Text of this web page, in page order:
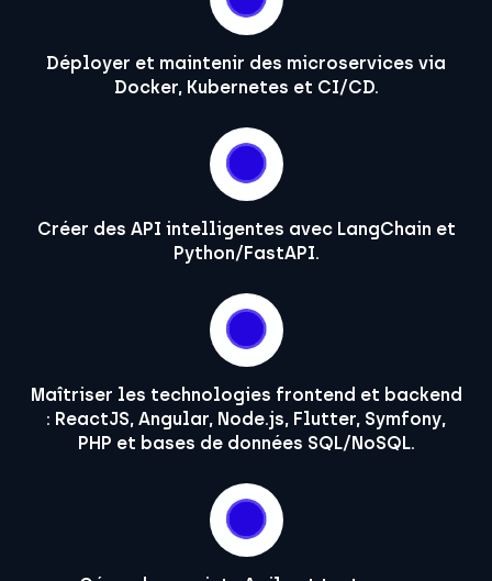
Déployer et maintenir des microservices via
Docker, Kubernetes et CI/CD.
Créer des API intelligentes avec LangChain et
Python/FastAPI.
Maîtriser les technologies frontend et backend
: ReactJS, Angular, Node.js, Flutter, Symfony,
PHP et bases de données SQL/NoSQL.